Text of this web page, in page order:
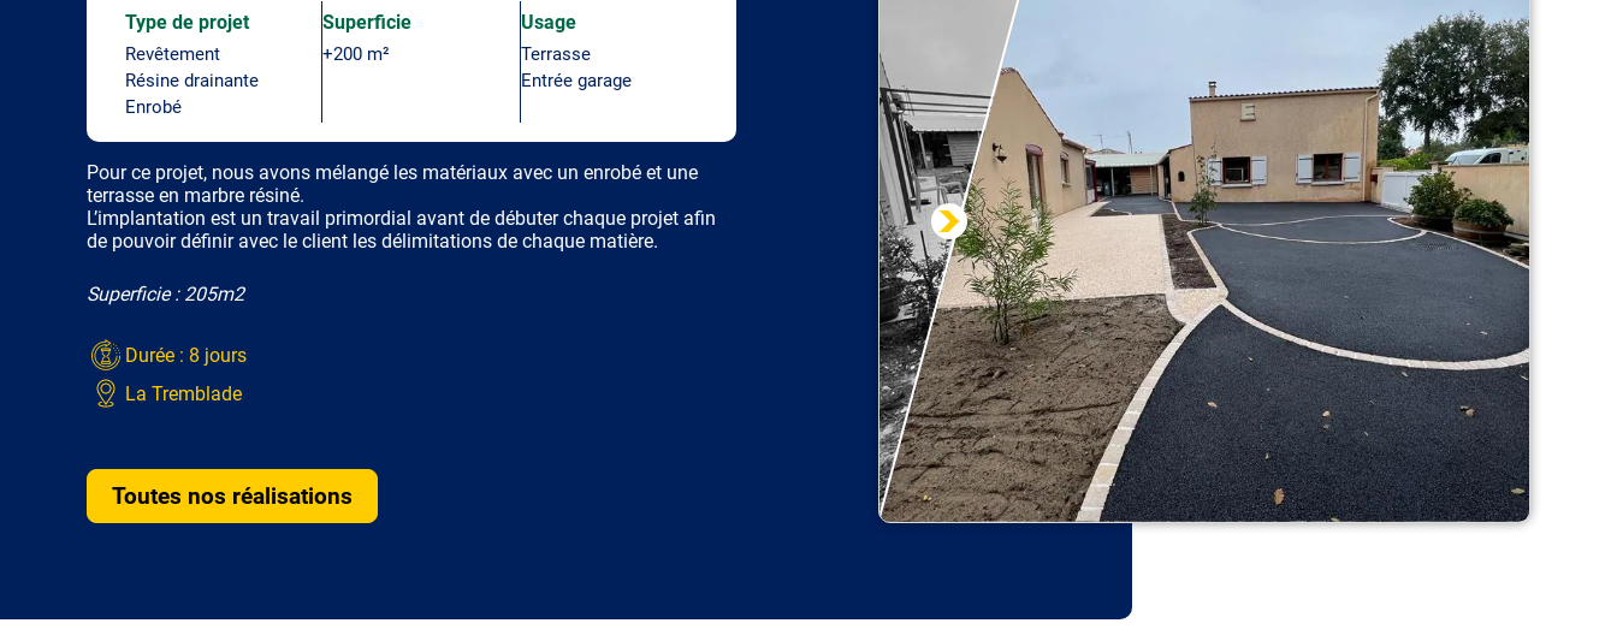
Type de projet
Revêtement
Résine drainante
Enrobé
Superficie
+200 m²
Usage
Terrasse
Entrée garage
Pour ce projet, nous avons mélangé les matériaux avec un enrobé et une
terrasse en marbre résiné.
L’implantation est un travail primordial avant de débuter chaque projet afin
de pouvoir définir avec le client les délimitations de chaque matière.
Superficie : 205m2
Durée : 8 jours
La Tremblade
Toutes nos réalisations